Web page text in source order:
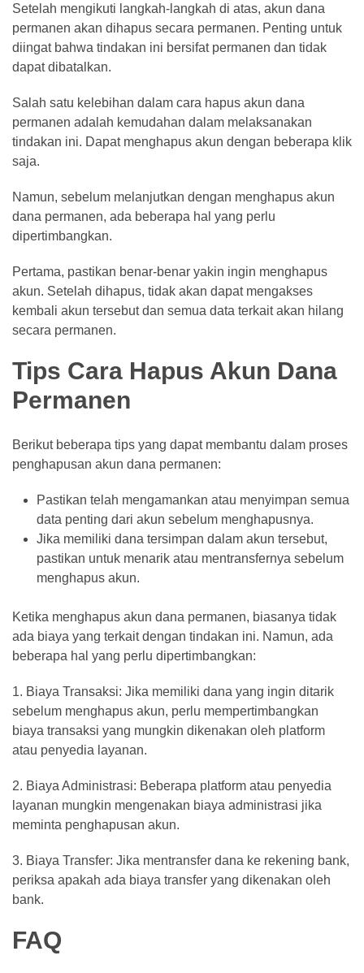
Setelah mengikuti langkah-langkah di atas, akun dana
permanen akan dihapus secara permanen. Penting untuk
diingat bahwa tindakan ini bersifat permanen dan tidak
dapat dibatalkan.
Salah satu kelebihan dalam cara hapus akun dana
permanen adalah kemudahan dalam melaksanakan
tindakan ini. Dapat menghapus akun dengan beberapa klik
saja.
Namun, sebelum melanjutkan dengan menghapus akun
dana permanen, ada beberapa hal yang perlu
dipertimbangkan.
Pertama, pastikan benar-benar yakin ingin menghapus
akun. Setelah dihapus, tidak akan dapat mengakses
kembali akun tersebut dan semua data terkait akan hilang
secara permanen.
Tips Cara Hapus Akun Dana
Permanen
Berikut beberapa tips yang dapat membantu dalam proses
penghapusan akun dana permanen:
Pastikan telah mengamankan atau menyimpan semua
data penting dari akun sebelum menghapusnya.
Jika memiliki dana tersimpan dalam akun tersebut,
pastikan untuk menarik atau mentransfernya sebelum
menghapus akun.
Ketika menghapus akun dana permanen, biasanya tidak
ada biaya yang terkait dengan tindakan ini. Namun, ada
beberapa hal yang perlu dipertimbangkan:
1. Biaya Transaksi: Jika memiliki dana yang ingin ditarik
sebelum menghapus akun, perlu mempertimbangkan
biaya transaksi yang mungkin dikenakan oleh platform
atau penyedia layanan.
2. Biaya Administrasi: Beberapa platform atau penyedia
layanan mungkin mengenakan biaya administrasi jika
meminta penghapusan akun.
3. Biaya Transfer: Jika mentransfer dana ke rekening bank,
periksa apakah ada biaya transfer yang dikenakan oleh
bank.
FAQ